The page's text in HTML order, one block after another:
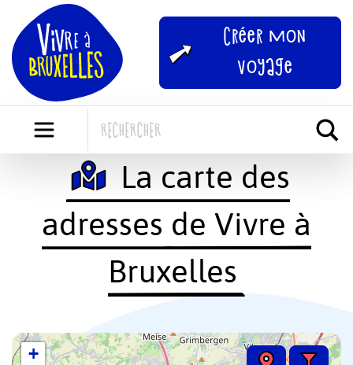
content
Créer mon
voyage
La carte des
adresses de Vivre à
Bruxelles
+